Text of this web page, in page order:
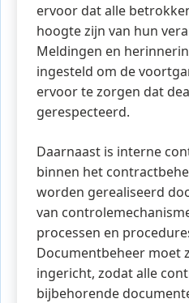
ervoor dat alle
hoogte zijn van hun
Meldingen en
ingesteld om de
ervoor te zorgen dat
gerespecteerd.
Daarnaast is interne
binnen het
worden gerealiseerd
van
processen en
Documentbeheer moet
ingericht, zodat alle
bijbehorende